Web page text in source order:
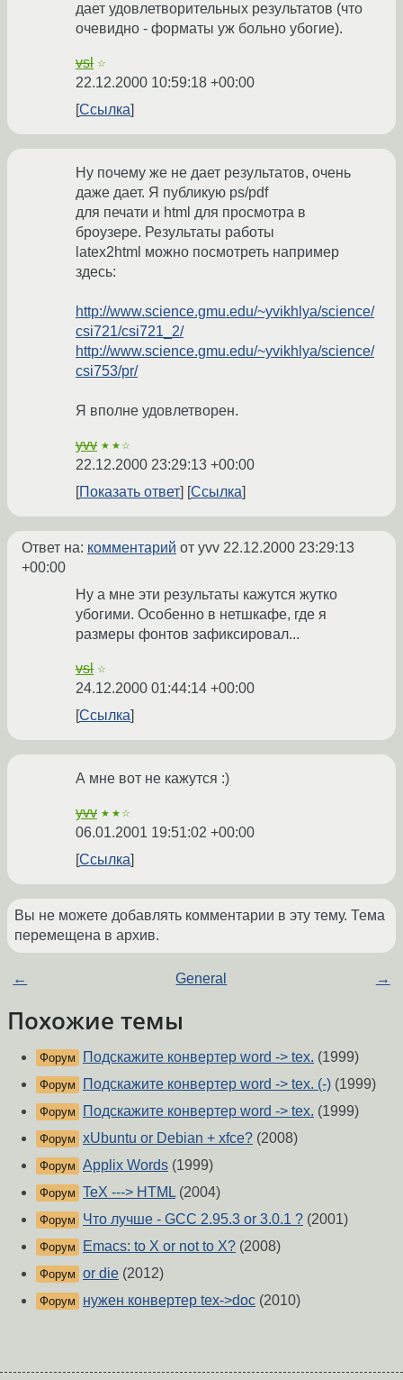
дает удовлетворительных результатов (что
очевидно - форматы уж больно убогие).
vsl ☆
22.12.2000 10:59:18 +00:00
Ссылка
Ну почему же не дает результатов, очень
даже дает. Я публикую ps/pdf
для печати и html для просмотра в
броузере. Результаты работы
latex2html можно посмотреть например
здесь:
http://www.science.gmu.edu/~yvikhlya/science/
csi721/csi721_2/
http://www.science.gmu.edu/~yvikhlya/science/
csi753/pr/
Я вполне удовлетворен.
yvv ★★☆
22.12.2000 23:29:13 +00:00
Показать ответ
Ссылка
Ответ на: комментарий от yvv 22.12.2000 23:29:13
+00:00
Ну а мне эти результаты кажутся жутко
убогими. Особенно в нетшкафе, где я
размеры фонтов зафиксировал...
vsl ☆
24.12.2000 01:44:14 +00:00
Ссылка
А мне вот не кажутся :)
yvv ★★☆
06.01.2001 19:51:02 +00:00
Ссылка
Вы не можете добавлять комментарии в эту тему. Тема
перемещена в архив.
← General →
Похожие темы
Форум Подскажите конвертер word -> tex. (1999)
Форум Подскажите конвертер word -> tex. (-) (1999)
Форум Подскажите конвертер word -> tex. (1999)
Форум xUbuntu or Debian + xfce? (2008)
Форум Applix Words (1999)
Форум TeX ---> HTML (2004)
Форум Что лучше - GCC 2.95.3 or 3.0.1 ? (2001)
Форум Emacs: to X or not to X? (2008)
Форум or die (2012)
Форум нужен конвертер tex->doc (2010)